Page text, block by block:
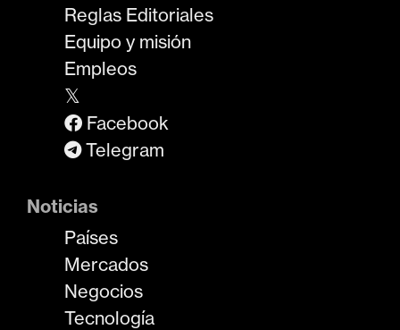
Reglas Editoriales
Equipo y misión
Empleos
𝕏
Facebook
Telegram
Noticias
Países
Mercados
Negocios
Tecnología